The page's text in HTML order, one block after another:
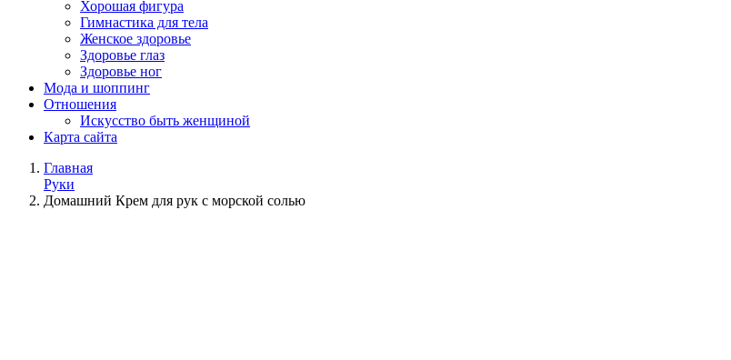
Хорошая фигура
Гимнастика для тела
Женское здоровье
Здоровье глаз
Здоровье ног
Мода и шоппинг
Отношения
Искусство быть женщиной
Карта сайта
Главная
Руки
Домашний Крем для рук с морской солью